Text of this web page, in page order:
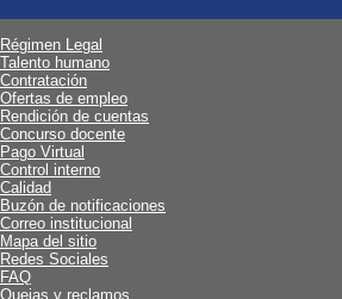
Régimen Legal
Talento humano
Contratación
Ofertas de empleo
Rendición de cuentas
Concurso docente
Pago Virtual
Control interno
Calidad
Buzón de notificaciones
Correo institucional
Mapa del sitio
Redes Sociales
FAQ
Quejas y reclamos